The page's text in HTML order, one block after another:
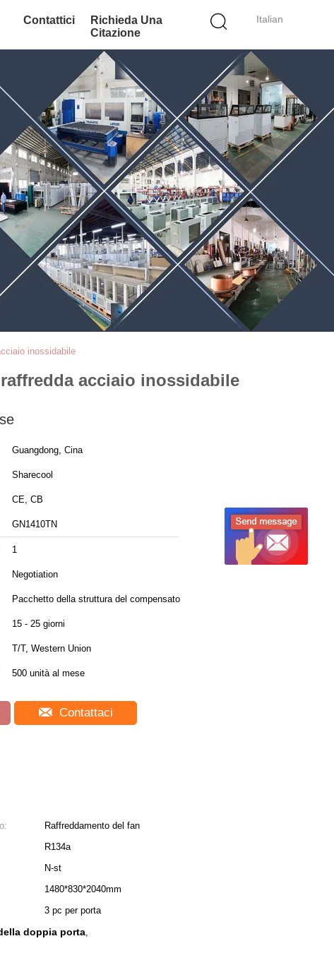
Italian
Contattici
Richieda Una
Citazione
inossidabile
acciaio inossidabile
Guangdong, Cina
Sharecool
CE, CB
GN1410TN
1
Negotiation
Pacchetto della struttura del compensato
15 - 25 giorni
T/T, Western Union
500 unità al mese
Contattaci
Raffreddamento del fan
R134a
N-st
1480*830*2040mm
3 pc per porta
doppia porta,